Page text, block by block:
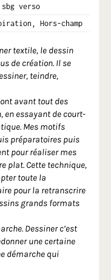
verso
Hors-champ
textile, le dessin
de création. Il se
teindre,
avant tout des
en essayant de court-
Mes motifs
préparatoires puis
pour réaliser mes
plat. Cette technique,
toute la
pour la retranscrire
grands formats
Dessiner c’est
une certaine
démarche qui